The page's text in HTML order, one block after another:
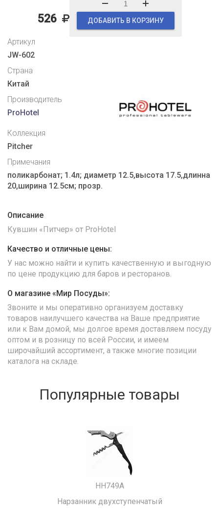
526 ДОБАВИТЬ В КОРЗИНУ
Артикул
JW-602
Страна
Китай
Производитель
ProHotel
Коллекция
Pitcher
Примечания
поликарбонат; 1.4л; диаметр 12.5,высота 17.5,длинна
20,ширина 12.5см; прозр.
Описание
Кувшин «Питчер» от ProHotel
Качество и отличные цены:
У нас можно найти и купить качественную и выгодную
по цене продукцию для баров и ресторанов.
О магазине «Мир Посуды»:
Звоните и мы оперативно организуем доставку
товаров наилучшего качества на Ваше предприятие
или к Вам домой, мы долгое время доставляем посуду
оптом и в розницу по всей России, и имеем
широчайший ассортимент, а также многие позиции
каталога на складе.
Популярные товары
HH749A
Нарзанник двухступенчатый